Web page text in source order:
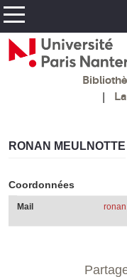
RONAN MEULNOTTE
Coordonnées
Mail